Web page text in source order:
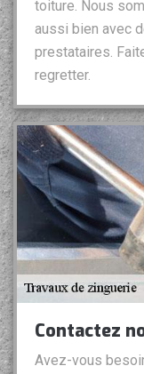
toiture. Nous
aussi bien avec
prestataires.
regretter.
Contactez
Avez-vous